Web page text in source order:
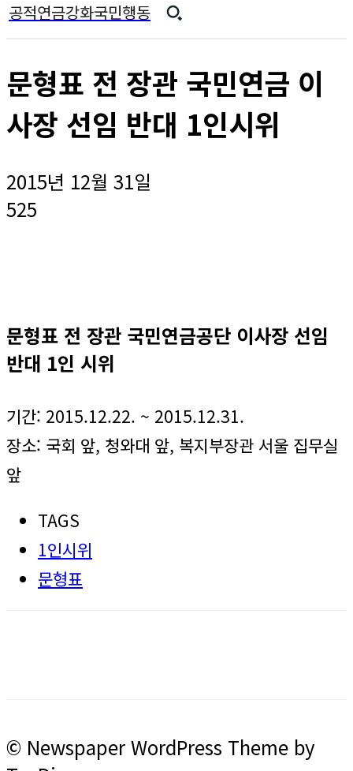
공적연금강화국민행동
문형표 전 장관 국민연금 이
사장 선임 반대 1인시위
2015년 12월 31일
525
문형표 전 장관 국민연금공단 이사장 선임
반대 1인 시위
기간: 2015.12.22. ~ 2015.12.31.
장소: 국회 앞, 청와대 앞, 복지부장관 서울 집무실
앞
TAGS
1인시위
문형표
© Newspaper WordPress Theme by